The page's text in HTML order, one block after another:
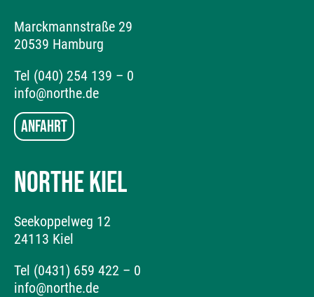
Marckmannstraße 29
20539 Hamburg
Tel (040) 254 139 – 0
info@northe.de
Anfahrt
NORTHE KIEL
Seekoppelweg 12
24113 Kiel
Tel (0431) 659 422 – 0
info@northe.de